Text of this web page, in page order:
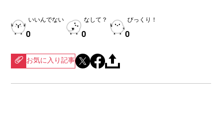
いいんでない
0
なして？
0
びっくり！
0
お気に入り記事